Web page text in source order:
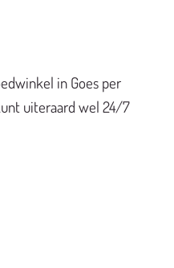
in Goes per
uiteraard wel 24/7